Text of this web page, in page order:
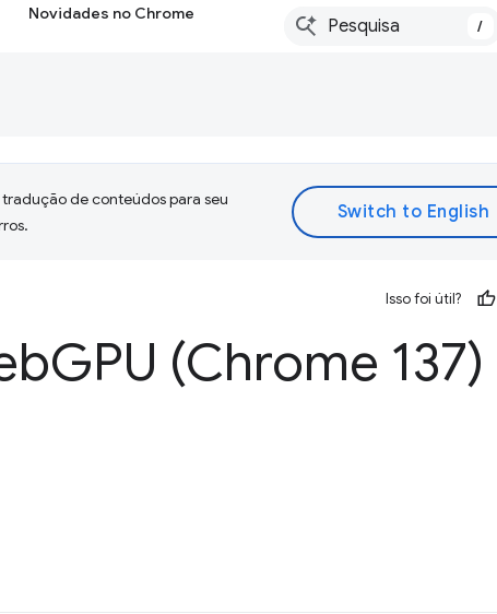
Novidades no Chrome
/
de conteúdos para seu
Isso foi útil?
GPU (Chrome 137)